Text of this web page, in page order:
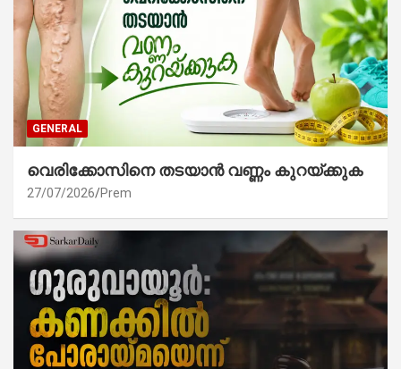
GENERAL
വെരിക്കോസിനെ തടയാൻ വണ്ണം കുറയ്ക്കുക
27/07/2026 Prem